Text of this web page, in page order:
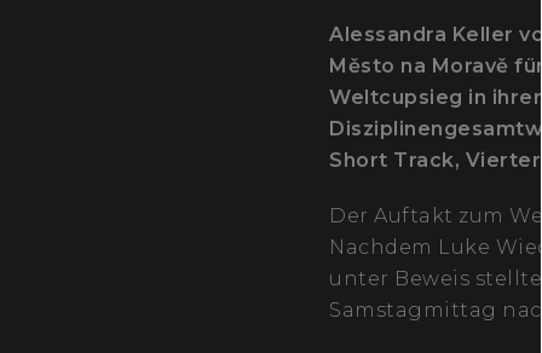
Alessandra Keller
Město na Moravě
Weltcupsieg in
Short Track, Vierter
Der Auftakt zum
Nachdem Luke
unter Beweis
Samstagmittag